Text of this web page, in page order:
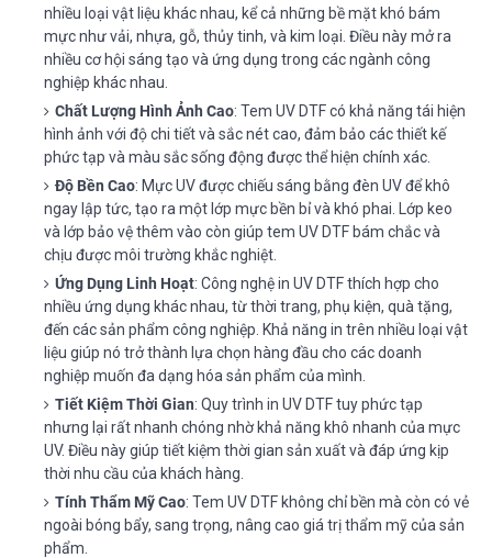
nhiều loại vật liệu khác nhau, kể cả những bề mặt khó bám
mực như vải, nhựa, gỗ, thủy tinh, và kim loại. Điều này mở ra
nhiều cơ hội sáng tạo và ứng dụng trong các ngành công
nghiệp khác nhau.
Chất Lượng Hình Ảnh Cao: Tem UV DTF có khả năng tái hiện
hình ảnh với độ chi tiết và sắc nét cao, đảm bảo các thiết kế
phức tạp và màu sắc sống động được thể hiện chính xác.
Độ Bền Cao: Mực UV được chiếu sáng bằng đèn UV để khô
ngay lập tức, tạo ra một lớp mực bền bỉ và khó phai. Lớp keo
và lớp bảo vệ thêm vào còn giúp tem UV DTF bám chắc và
chịu được môi trường khắc nghiệt.
Ứng Dụng Linh Hoạt: Công nghệ in UV DTF thích hợp cho
nhiều ứng dụng khác nhau, từ thời trang, phụ kiện, quà tặng,
đến các sản phẩm công nghiệp. Khả năng in trên nhiều loại vật
liệu giúp nó trở thành lựa chọn hàng đầu cho các doanh
nghiệp muốn đa dạng hóa sản phẩm của mình.
Tiết Kiệm Thời Gian: Quy trình in UV DTF tuy phức tạp
nhưng lại rất nhanh chóng nhờ khả năng khô nhanh của mực
UV. Điều này giúp tiết kiệm thời gian sản xuất và đáp ứng kịp
thời nhu cầu của khách hàng.
Tính Thẩm Mỹ Cao: Tem UV DTF không chỉ bền mà còn có vẻ
ngoài bóng bẩy, sang trọng, nâng cao giá trị thẩm mỹ của sản
phẩm.